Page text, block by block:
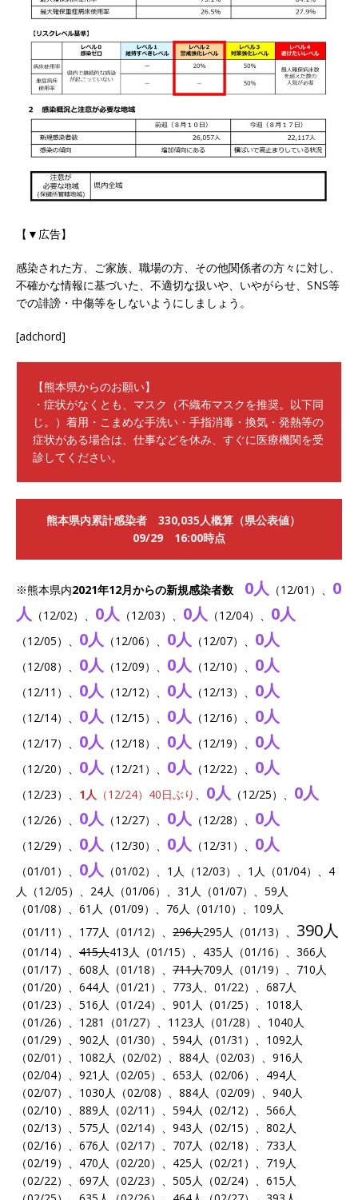
【▼広告】
感染された方、ご家族、職場の方、その他関係者の方々に対し、
不確かな情報に基づいた、不適切な扱いや、いやがらせ、SNS等
での誹謗・中傷等をしないようにしましょう。
[adchord]
【熊本県からのお願い】
・症状がなくとも、マスク（不織布マスクを推奨。以下同
じ。）着用・こまめな手洗い・手指消毒・換気・発熱等の
症状がある場合は、仕事などを休み、すぐに医療機関を受
診してください。
熊本県内累計感染者 330,035人概算（県公表値）
09/29 16:00時点
※熊本県内2021年12月からの新規感染者数 0人 （12/01）、 0
人 （12/02）、 0人 （12/03）、 0人 （12/04）、 0人
（12/05）、 0人 （12/06）、 0人 （12/07）、 0人
（12/08）、 0人 （12/09）、 0人 （12/10）、 0人
（12/11）、 0人 （12/12）、 0人 （12/13）、 0人
（12/14）、 0人 （12/15）、 0人 （12/16）、 0人
（12/17）、 0人 （12/18）、 0人 （12/19）、 0人
（12/20）、 0人 （12/21）、 0人 （12/22）、 0人
（12/23）、 1人 （12/24）40日ぶり 、 0人 （12/25）、 0人
（12/26）、 0人 （12/27）、 0人 （12/28）、 0人
（12/29）、 0人 （12/30）、 0人 （12/31）、 0人
（01/01）、 0人 （01/02）、1人（12/03）、1人（01/04）、4
人（12/05）、24人（01/06）、31人（01/07）、59人
（01/08）、61人（01/09）、76人（01/10）、109人
（01/11）、177人（01/12）、 296人295人（01/13）、 390人
（01/14）、 415人413人（01/15）、435人（01/16）、366人
（01/17）、608人（01/18）、 711人709人（01/19）、710人
（01/20）、644人（01/21）、773人、01/22）、687人
（01/23）、516人（01/24）、901人（01/25）、1018人
（01/26）、1281（01/27）、1123人（01/28）、1040人
（01/29）、902人（01/30）、594人（01/31）、1092人
（02/01）、1082人（02/02）、884人（02/03）、916人
（02/04）、921人（02/05）、653人（02/06）、494人
（02/07）、1030人（02/08）、884人（02/09）、940人
（02/10）、889人（02/11）、594人（02/12）、566人
（02/13）、575人（02/14）、943人（02/15）、802人
（02/16）、676人（02/17）、707人（02/18）、733人
（02/19）、470人（02/20）、425人（02/21）、719人
（02/22）、697人（02/23）、505人（02/24）、615人